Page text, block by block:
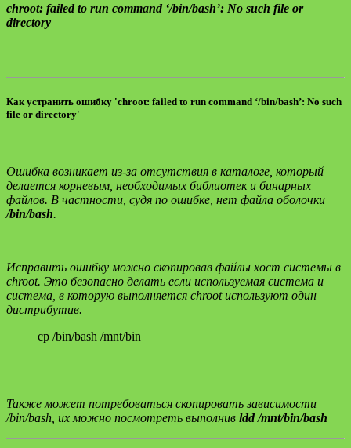
chroot: failed to run command ‘/bin/bash’: No such file or
directory
Как устранить ошибку 'chroot: failed to run command ‘/bin/bash’: No such
file or directory'
Ошибка возникает из-за отсутствия в каталоге, который
делается корневым, необходимых библиотек и бинарных
файлов. В частности, судя по ошибке, нет файла оболочки
/bin/bash.
Исправить ошибку можно скопировав файлы хост системы в
chroot. Это безопасно делать если используемая система и
система, в которую выполняется chroot используют один
дистрибутив.
cp /bin/bash /mnt/bin
Также может потребоваться скопировать зависимости
/bin/bash, их можно посмотреть выполнив ldd /mnt/bin/bash